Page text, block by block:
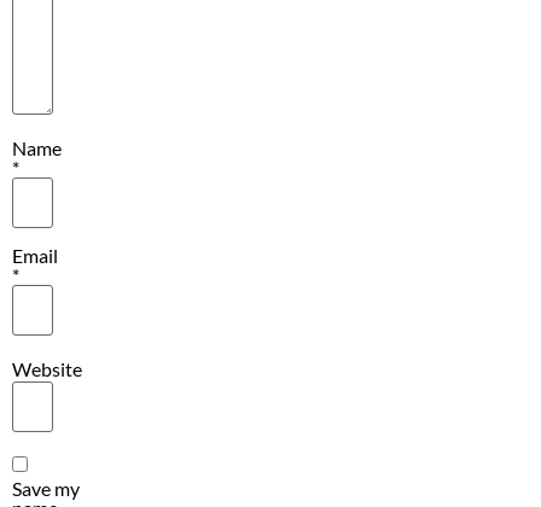
Name
*
Email
*
Website
Save my